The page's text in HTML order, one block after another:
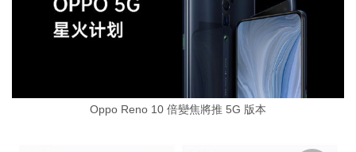
Oppo Reno 10 倍變焦將推 5G 版本